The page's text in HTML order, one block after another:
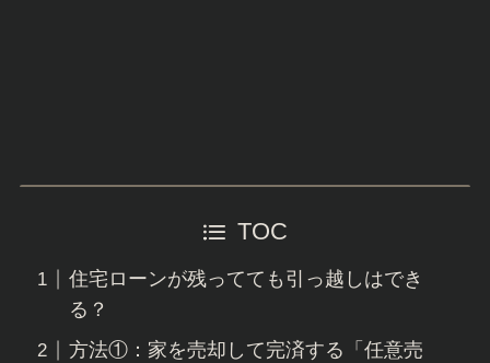
TOC
住宅ローンが残ってても引っ越しはでき
る？
方法①：家を売却して完済する「任意売